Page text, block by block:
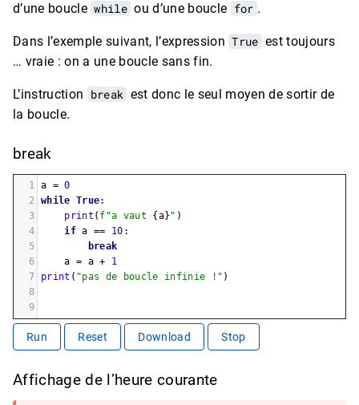
d’une boucle while ou d’une boucle for .
Dans l’exemple suivant, l’expression True est toujours
… vraie : on a une boucle sans fin.
L’instruction break est donc le seul moyen de sortir de
la boucle.
break
1 a = 0
2
while True:
3
print ( f"a vaut { a} " )
4
if a == 10 :
5
break
6
a = a +
1
7
print ( "pas de boucle infinie !" )
8
9
Run Reset Download Stop
Affichage de l’heure courante